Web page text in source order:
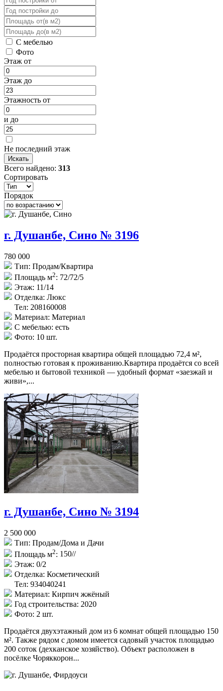
С мебелью
Фото
Этаж от
Этаж до
Этажность от
и до
Не последний этаж
Всего найдено: 313
Сортировать
Порядок
г. Душанбе, Сино № 3196
780 000
Тип: Продам/Квартира
Площадь м2: 72/72/5
Этаж: 11/14
Отделка: Люкс
Тел: 208160008
Материал: Материал
С мебелью: есть
Фото: 10 шт.
Продаётся просторная квартира общей площадью 72,4 м²,
полностью готовая к проживанию.Квартира продаётся со всей
мебелью и бытовой техникой — удобный формат «заезжай и
живи»,...
г. Душанбе, Сино № 3194
2 500 000
Тип: Продам/Дома и Дачи
Площадь м2: 150//
Этаж: 0/2
Отделка: Косметический
Тел: 934040241
Материал: Кирпич жжёный
Год строительства: 2020
Фото: 2 шт.
Продаётся двухэтажный дом из 6 комнат общей площадью 150
м². Также рядом с домом имеется садовый участок площадью
200 соток (дехканское хозяйство). Объект расположен в
посёлке Чоряккорон...